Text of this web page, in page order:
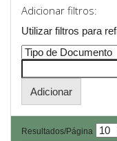
Adicionar filtros:
Utilizar filtros para
Resultados/Página